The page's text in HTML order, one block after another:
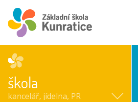
škola
kancelář, jídelna, PR